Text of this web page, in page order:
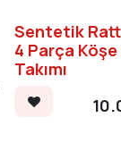
Sentetik
4 Parça
Takımı